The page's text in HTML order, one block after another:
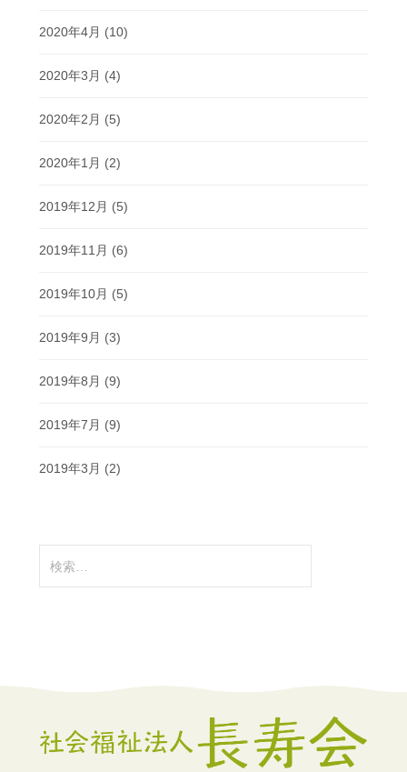
2020年4月 (10)
2020年3月 (4)
2020年2月 (5)
2020年1月 (2)
2019年12月 (5)
2019年11月 (6)
2019年10月 (5)
2019年9月 (3)
2019年8月 (9)
2019年7月 (9)
2019年3月 (2)
索: